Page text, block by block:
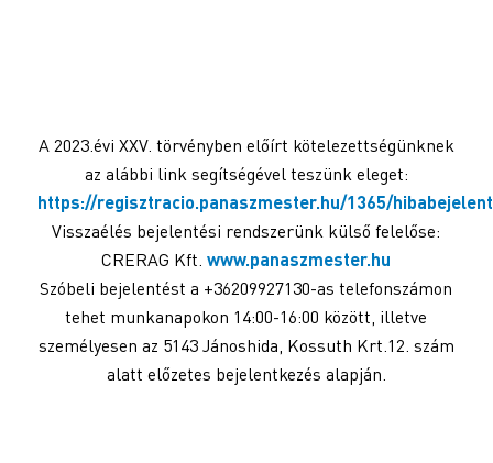
Miga-95″ Bt.
9444 Fertőszentmiklós Mátyás király u. 34.
+36 99 382-612
Útvonalak
Fekete Tamás EV
A 2023.évi XXV. törvényben előírt kötelezettségünknek
az alábbi link segítségével teszünk eleget:
https://regisztracio.panaszmester.hu/1365/
Visszaélés bejelentési rendszerünk külső felelőse:
CRERAG Kft.www.panaszmester.hu
Szóbeli bejelentést a +36209927130-as telefonszámon
tehet munkanapokon 14:00-16:00 között, illetve
személyesen az 5143 Jánoshida, Kossuth Krt.12. szám
alatt előzetes bejelentkezés alapján.